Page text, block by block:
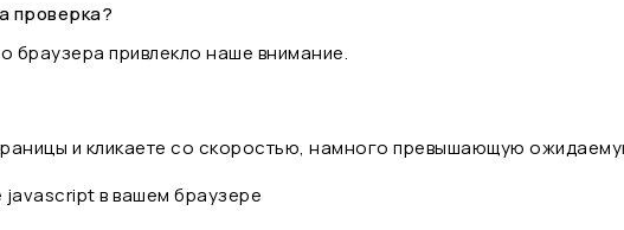
проверка?
браузера привлекло наше внимание.
и кликаете со скоростью, намного превышающую
в вашем браузере